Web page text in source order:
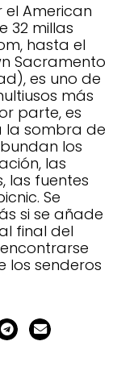
el American
32 millas
hasta el
Sacramento
es uno de
más
parte, es
la sombra de
los
las
las fuentes
Se
si se añade
final del
los senderos